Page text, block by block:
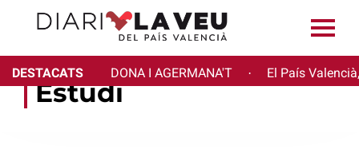
DESTACATS DONA I AGERMANA'T · El País
Estudi